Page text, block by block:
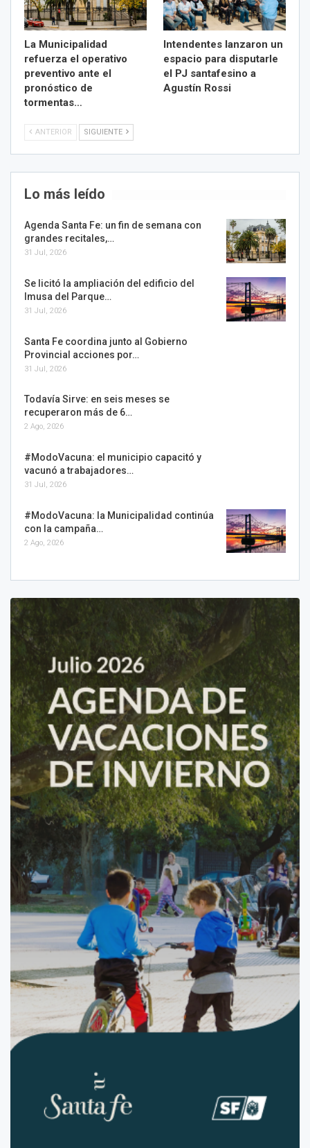
La Municipalidad
refuerza el operativo
preventivo ante el
pronóstico de
tormentas…
Intendentes lanzaron un
espacio para disputarle
el PJ santafesino a
Agustín Rossi
ANTERIOR SIGUIENTE
Lo más leído
Agenda Santa Fe: un fin de semana con
grandes recitales,…
31 Jul, 2026
Se licitó la ampliación del edificio del
Imusa del Parque…
31 Jul, 2026
Santa Fe coordina junto al Gobierno
Provincial acciones por…
31 Jul, 2026
Todavía Sirve: en seis meses se
recuperaron más de 6…
2 Ago, 2026
#ModoVacuna: el municipio capacitó y
vacunó a trabajadores…
31 Jul, 2026
#ModoVacuna: la Municipalidad continúa
con la campaña…
2 Ago, 2026